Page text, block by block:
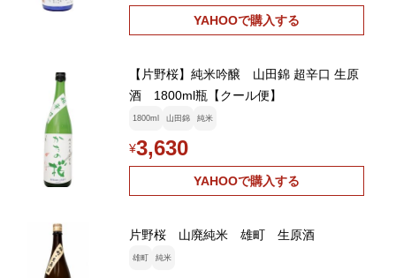
YAHOOで購入する
【片野桜】純米吟醸 山田錦 超辛口 生原
酒 1800ml瓶【クール便】
1800ml 山田錦 純米
¥3,630
YAHOOで購入する
片野桜 山廃純米 雄町 生原酒
雄町 純米